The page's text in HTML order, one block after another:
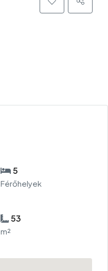
5
Férőhelyek
53
m²